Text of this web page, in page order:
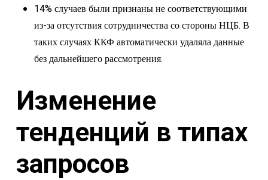
14% случаев были признаны не соответствующими
из-за отсутствия сотрудничества со стороны НЦБ. В
таких случаях ККФ автоматически удаляла данные
без дальнейшего рассмотрения.
Изменение
тенденций в типах
запросов